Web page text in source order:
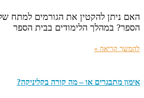
האם ניתן להקטין את הגורמים למתח
הספר? במהלך הלימודים בבית הספר
להמשך קריאה »
אימון מתבגרים או – מה קורה בקליניקה?